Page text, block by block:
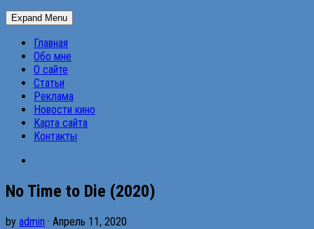
Expand Menu
Главная
Обо мне
О сайте
Статьи
Реклама
Новости кино
Карта сайта
Контакты
No Time to Die (2020)
by admin · Апрель 11, 2020